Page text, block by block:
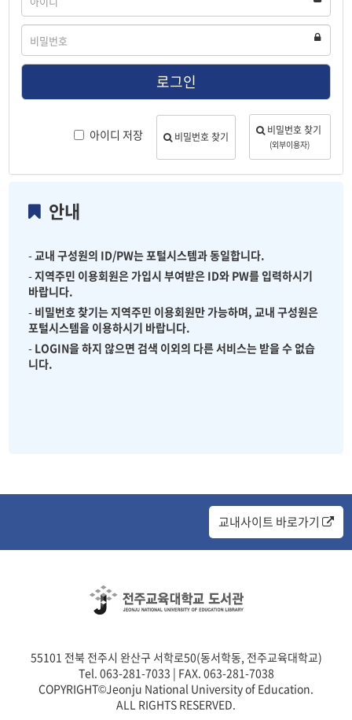
이
디
비
밀
번
로그인
아이디 저장 비밀번호 찾기 비밀번호 찾기
(외부이용자)
안내
- 교내 구성원의 ID/PW는 포털시스템과 동일합니다.
-지역주민 이용회원은 가입시 부여받은 ID와 PW를 입력하시기
바랍니다.
- 비밀번호 찾기는 지역주민 이용회원만 가능하며, 교내 구성원은
포털시스템을 이용하시기 바랍니다.
- LOGIN을 하지 않으면 검색 이외의 다른 서비스는 받을 수 없습
니다.
교내사이트 바로가기
55101 전북 전주시 완산구 서학로50(동서학동, 전주교육대학교)
Tel. 063-281-7033 | FAX. 063-281-7038
COPYRIGHT©Jeonju National University of Education.
ALL RIGHTS RESERVED.